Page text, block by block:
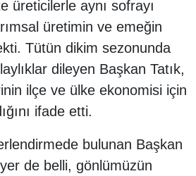
üreticilerle aynı sofrayı
üretimin ve emeğin
Tütün dikim sezonunda
dileyen Başkan Tatık,
ilçe ve ülke ekonomisi için
ifade etti.
bulunan Başkan
de belli, gönlümüzün